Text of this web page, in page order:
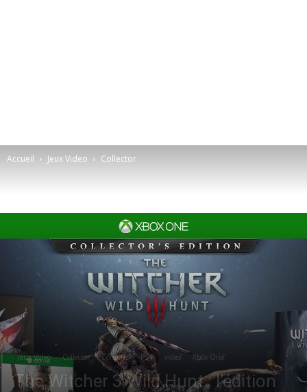
Accueil Jeux Video Collector
Jeux Video Collector Consoles PS4 video Xbox One
The Witcher 3 Wild Hunt : l’édition